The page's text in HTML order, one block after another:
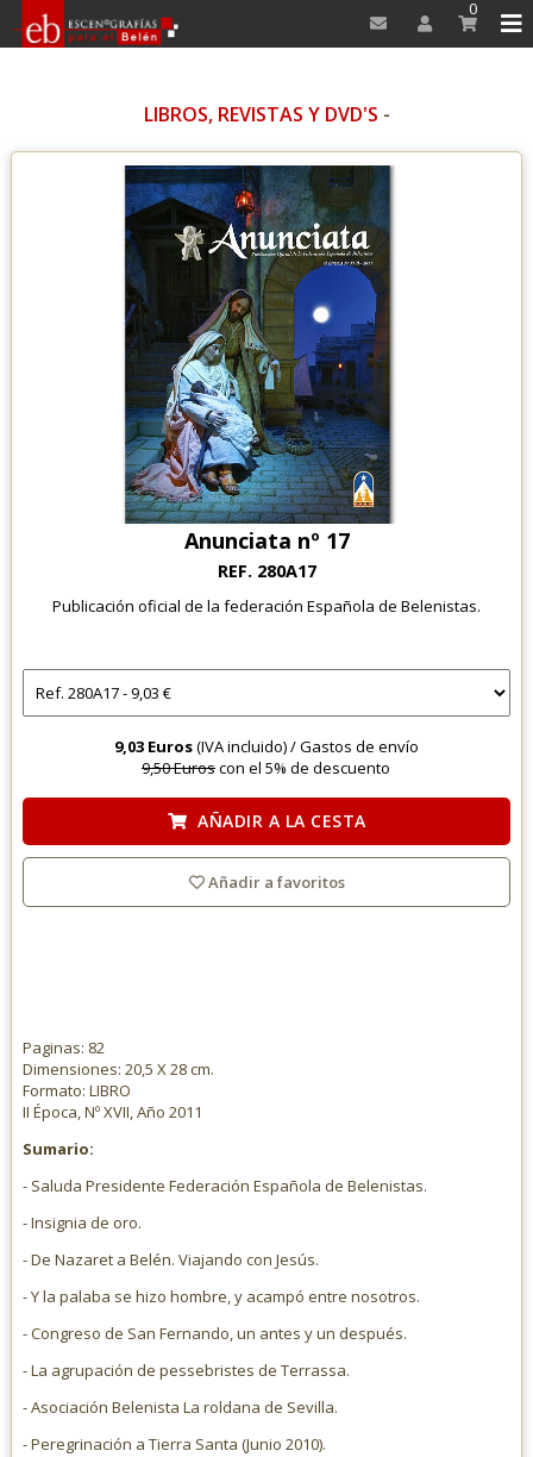
0
LIBROS, REVISTAS Y DVD'S -
Anunciata nº 17
REF. 280A17
Publicación oficial de la federación Española de Belenistas.
9,03 Euros(IVA incluido) /Gastos de envío
9,50 Euroscon el 5% de descuento
AÑADIR A LA CESTA
Añadir a favoritos
Paginas: 82
Dimensiones: 20,5 X 28 cm.
Formato: LIBRO
II Época, Nº XVII, Año 2011
Sumario:
- Saluda Presidente Federación Española de Belenistas.
- Insignia de oro.
- De Nazaret a Belén. Viajando con Jesús.
- Y la palaba se hizo hombre, y acampó entre nosotros.
- Congreso de San Fernando, un antes y un después.
- La agrupación de pessebristes de Terrassa.
- Asociación Belenista La roldana de Sevilla.
- Peregrinación a Tierra Santa (Junio 2010).